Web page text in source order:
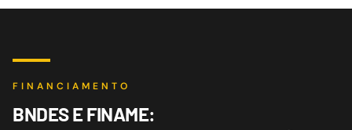
FINANCIAMENTO
BNDES E FINAME: